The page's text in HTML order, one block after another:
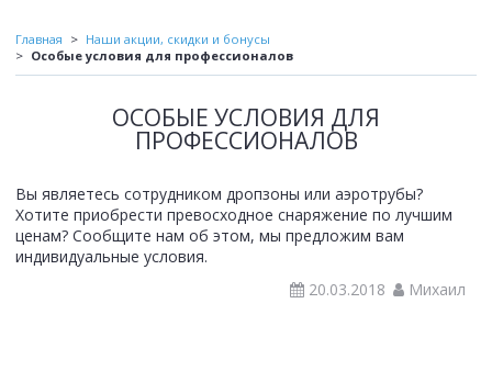
Главная
Наши акции, скидки и бонусы
Особые условия для профессионалов
ОСОБЫЕ УСЛОВИЯ ДЛЯ
ПРОФЕССИОНАЛОВ
Вы являетесь сотрудником дропзоны или аэротрубы?
Хотите приобрести превосходное снаряжение по лучшим
ценам? Сообщите нам об этом, мы предложим вам
индивидуальные условия.
20.03.2018
Михаил